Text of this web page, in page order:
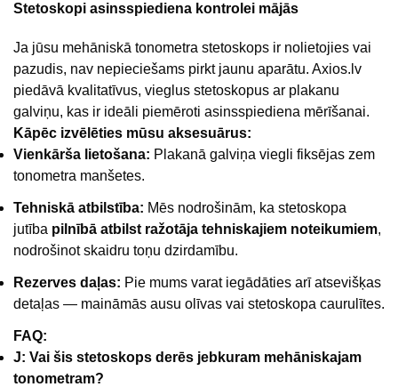
Stetoskopi asinsspiediena kontrolei mājās
Ja jūsu mehāniskā tonometra stetoskops ir nolietojies vai
pazudis, nav nepieciešams pirkt jaunu aparātu. Axios.lv
piedāvā kvalitatīvus, vieglus stetoskopus ar plakanu
galviņu, kas ir ideāli piemēroti asinsspiediena mērīšanai.
Kāpēc izvēlēties mūsu aksesuārus:
Vienkārša lietošana: Plakanā galviņa viegli fiksējas zem
tonometra manšetes.
Tehniskā atbilstība: Mēs nodrošinām, ka stetoskopa
jutība pilnībā atbilst ražotāja tehniskajiem noteikumiem,
nodrošinot skaidru toņu dzirdamību.
Rezerves daļas: Pie mums varat iegādāties arī atsevišķas
detaļas — maināmās ausu olīvas vai stetoskopa caurulītes.
FAQ:
J: Vai šis stetoskops derēs jebkuram mehāniskajam
tonometram?